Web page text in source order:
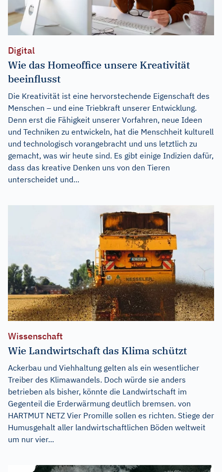
Digital
Wie das Homeoffice unsere Kreativität
beeinflusst
Die Kreativität ist eine hervorstechende Eigenschaft des
Menschen – und eine Triebkraft unserer Entwicklung.
Denn erst die Fähigkeit unserer Vorfahren, neue Ideen
und Techniken zu entwickeln, hat die Menschheit kulturell
und technologisch vorangebracht und uns letztlich zu
gemacht, was wir heute sind. Es gibt einige Indizien dafür,
dass das kreative Denken uns von den Tieren
unterscheidet und...
Wissenschaft
Wie Landwirtschaft das Klima schützt
Ackerbau und Viehhaltung gelten als ein wesentlicher
Treiber des Klimawandels. Doch würde sie anders
betrieben als bisher, könnte die Landwirtschaft im
Gegenteil die Erderwärmung deutlich bremsen. von
HARTMUT NETZ Vier Promille sollen es richten. Stiege der
Humusgehalt aller landwirtschaftlichen Böden weltweit
um nur vier...